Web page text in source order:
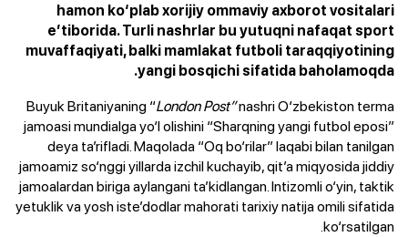
hamon ko‘plab xorijiy ommaviy axborot vositalari
e’tiborida. Turli nashrlar bu yutuqni nafaqat sport
muvaffaqiyati, balki mamlakat futboli taraqqiyotining
yangi bosqichi sifatida baholamoqda.
Buyuk Britaniyaning “London Post”nashri O‘zbekiston terma
jamoasi mundialga yo‘l olishini “Sharqning yangi futbol eposi”
deya ta’rifladi. Maqolada “Oq bo‘rilar” laqabi bilan tanilgan
jamoamiz so‘nggi yillarda izchil kuchayib, qit’a miqyosida jiddiy
jamoalardan biriga aylangani ta’kidlangan. Intizomli o‘yin, taktik
yetuklik va yosh iste’dodlar mahorati tarixiy natija omili sifatida
ko‘rsatilgan.